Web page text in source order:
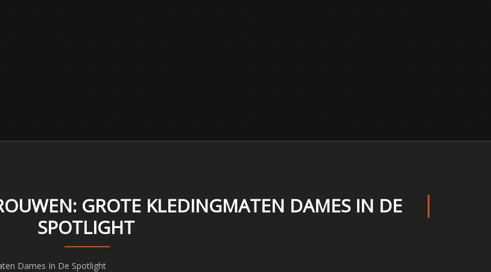
GROTE KLEDINGMATEN DAMES IN DE
SPOTLIGHT
Dames In De Spotlight